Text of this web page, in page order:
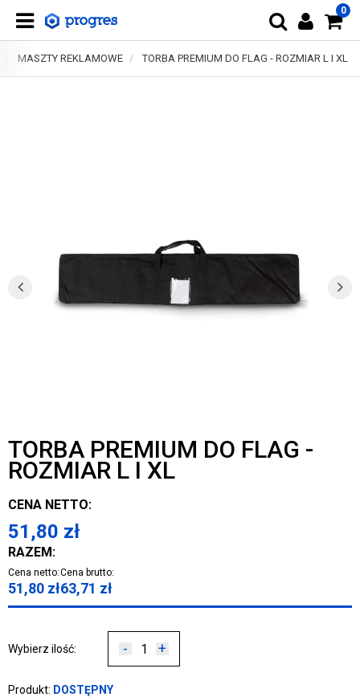
0
MASZTY REKLAMOWE TORBA PREMIUM DO FLAG - ROZMIAR L I XL
TORBA PREMIUM DO FLAG -
ROZMIAR L I XL
CENA NETTO:
51,80 zł
RAZEM:
Cena netto:
51,80 zł
Cena brutto:
63,71 zł
Wybierz ilość: - +
Produkt: DOSTĘPNY